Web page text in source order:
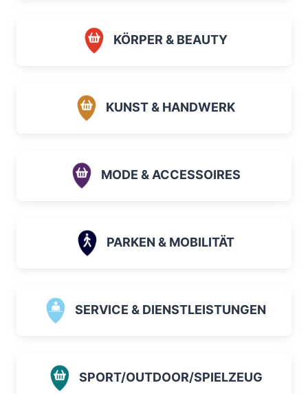
KÖRPER & BEAUTY
KUNST & HANDWERK
MODE & ACCESSOIRES
PARKEN & MOBILITÄT
SERVICE & DIENSTLEISTUNGEN
SPORT/OUTDOOR/SPIELZEUG